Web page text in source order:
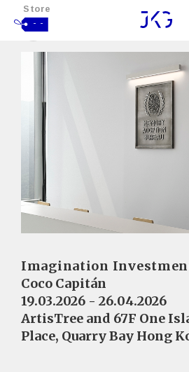
Store
- -
Imagination
Coco Capitán
19.03.2026 - 26.04.2026
ArtisTree and 67F One
Place, Quarry Bay Hong